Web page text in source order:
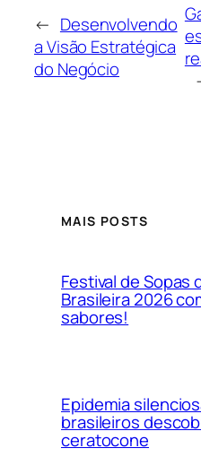
← Desenvolvendo
a Visão Estratégica
do Negócio
MAIS POSTS
Festival de Sopas
Brasileira 2026
sabores!
Epidemia
brasileiros
ceratocone